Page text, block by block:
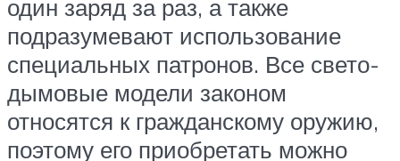
один заряд за раз, а также
подразумевают использование
специальных патронов. Все свето-
дымовые модели законом
относятся к гражданскому оружию,
поэтому его приобретать можно